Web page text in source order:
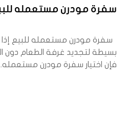
سفرة مودرن مستعمله للبيع
سفرة مودرن مستعمله للبيع
بسيطة لتجديد غرفة الطعام دون
فإن اختيار سفرة مودرن